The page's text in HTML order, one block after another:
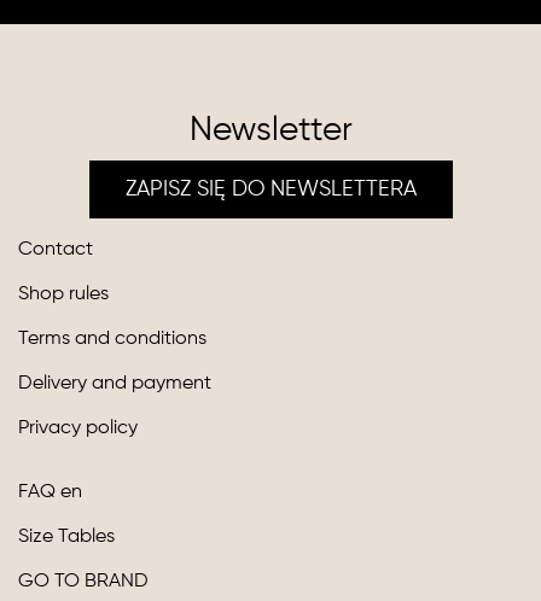
Newsletter
ZAPISZ SIĘ DO NEWSLETTERA
Contact
Shop rules
Terms and conditions
Delivery and payment
Privacy policy
FAQ en
Size Tables
GO TO BRAND